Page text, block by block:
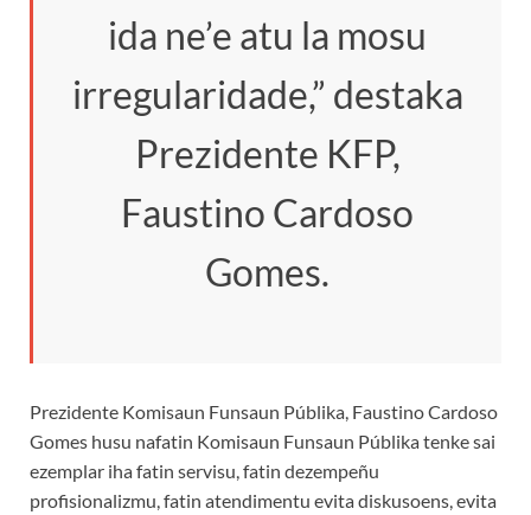
ida ne’e atu la mosu
irregularidade,” destaka
Prezidente KFP,
Faustino Cardoso
Gomes.
Prezidente Komisaun Funsaun Públika, Faustino Cardoso
Gomes husu nafatin Komisaun Funsaun Públika tenke sai
ezemplar iha fatin servisu, fatin dezempeñu
profisionalizmu, fatin atendimentu evita diskusoens, evita